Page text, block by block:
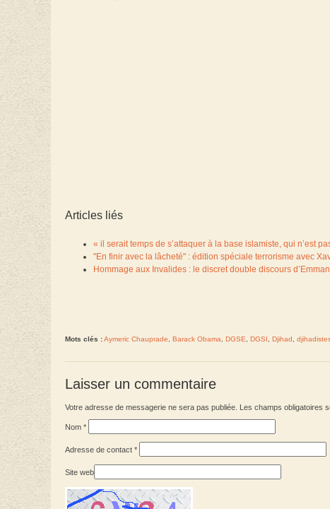
Articles liés
« il serait temps de s’attaquer à la base islamiste, qui n’est
"En finir avec la lâcheté" : édition spéciale terrorisme avec
Hommage aux Invalides : le discret double discours
Mots clés :Aymeric Chauprade Barack Obama DGSE DGSI Djihad
Laisser un commentaire
Votre adresse de messagerie ne sera pas publiée. Les champs obligatoires
Nom *
Adresse de contact *
Site web